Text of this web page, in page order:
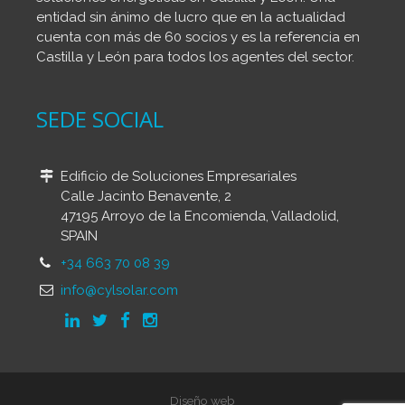
entidad sin ánimo de lucro que en la actualidad
cuenta con más de 60 socios y es la referencia en
Castilla y León para todos los agentes del sector.
SEDE SOCIAL
Edificio de Soluciones Empresariales
Calle Jacinto Benavente, 2
47195 Arroyo de la Encomienda, Valladolid,
SPAIN
+34 663 70 08 39
info@cylsolar.com
Diseño web